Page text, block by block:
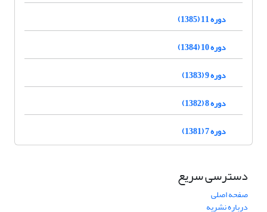
دوره 11 (1385)
دوره 10 (1384)
دوره 9 (1383)
دوره 8 (1382)
دوره 7 (1381)
دسترسی سریع
صفحه اصلی
درباره نشریه